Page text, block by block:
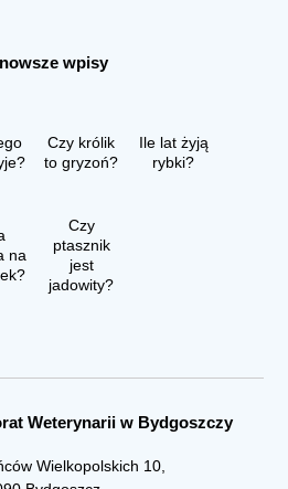
wpisy
Czy królik
to gryzoń?
Ile lat żyją
rybki?
na
Czy
ptasznik
jest
jadowity?
Weterynarii w Bydgoszczy
Wielkopolskich 10,